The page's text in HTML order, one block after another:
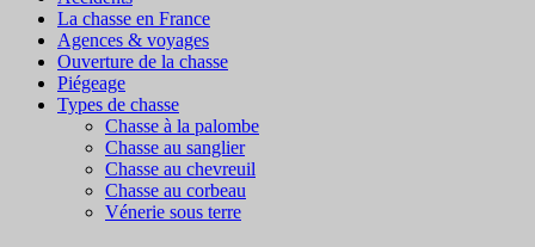
La chasse en France
Agences & voyages
Ouverture de la chasse
Piégeage
Types de chasse
Chasse à la palombe
Chasse au sanglier
Chasse au chevreuil
Chasse au corbeau
Vénerie sous terre